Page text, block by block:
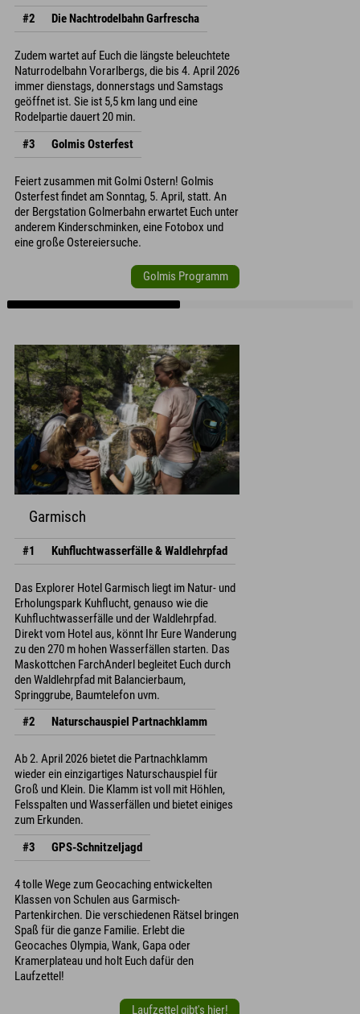
#2
Die Nachtrodelbahn Garfrescha
Zudem wartet auf Euch die längste beleuchtete
Naturrodelbahn Vorarlbergs, die bis 4. April 2026
immer dienstags, donnerstags und Samstags
geöffnet ist. Sie ist 5,5 km lang und eine
Rodelpartie dauert 20 min.
#3
Golmis Osterfest
Feiert zusammen mit Golmi Ostern! Golmis
Osterfest findet am Sonntag, 5. April, statt. An
der Bergstation Golmerbahn erwartet Euch unter
anderem Kinderschminken, eine Fotobox und
eine große Ostereiersuche.
Golmis Programm
Garmisch
#1 Kuhfluchtwasserfälle & Waldlehrpfad
Das Explorer Hotel Garmisch liegt im Natur- und
Erholungspark Kuhflucht, genauso wie die
Kuhfluchtwasserfälle und der Waldlehrpfad.
Direkt vom Hotel aus, könnt Ihr Eure Wanderung
zu den 270 m hohen Wasserfällen starten. Das
Maskottchen FarchAnderl begleitet Euch durch
den Waldlehrpfad mit Balancierbaum,
Springgrube, Baumtelefon uvm.
#2
Naturschauspiel Partnachklamm
Ab 2. April 2026 bietet die Partnachklamm
wieder ein einzigartiges Naturschauspiel für
Groß und Klein. Die Klamm ist voll mit Höhlen,
Felsspalten und Wasserfällen und bietet einiges
zum Erkunden.
#3
GPS-Schnitzeljagd
4 tolle Wege zum Geocaching entwickelten
Klassen von Schulen aus Garmisch-
Partenkirchen. Die verschiedenen Rätsel bringen
Spaß für die ganze Familie. Erlebt die
Geocaches Olympia, Wank, Gapa oder
Kramerplateau und holt Euch dafür den
Laufzettel!
Laufzettel gibt's hier!